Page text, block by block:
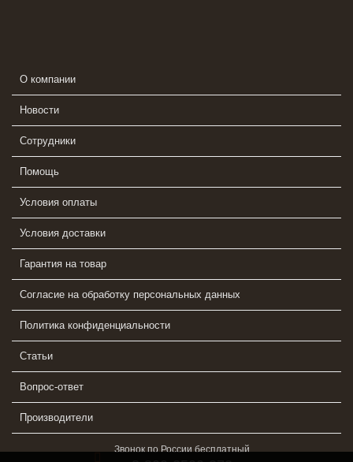
О компании
Новости
Сотрудники
Помощь
Условия оплаты
Условия доставки
Гарантия на товар
Согласие на обработку персональных данных
Политика конфиденциальности
Статьи
Вопрос-ответ
Производители
Звонок по России бесплатный